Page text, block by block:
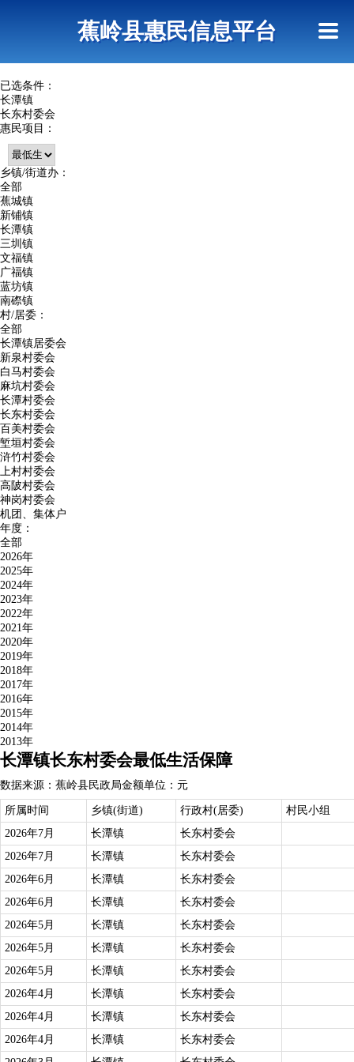
蕉岭县惠民信息平台
已选条件：
长潭镇
长东村委会
惠民项目：
乡镇/街道办：
全部
蕉城镇
新铺镇
长潭镇
三圳镇
文福镇
广福镇
蓝坊镇
南磜镇
村/居委：
全部
长潭镇居委会
新泉村委会
白马村委会
麻坑村委会
长潭村委会
长东村委会
百美村委会
堑垣村委会
浒竹村委会
上村村委会
高陂村委会
神岗村委会
机团、集体户
年度：
全部
2026年
2025年
2024年
2023年
2022年
2021年
2020年
2019年
2018年
2017年
2016年
2015年
2014年
2013年
长潭镇长东村委会最低生活保障
数据来源：蕉岭县民政局金额单位：元
所属时间 乡镇(街道) 行政村(居委)
村民小组
2026年7月
长潭镇
长东村委会
2026年7月
长潭镇
长东村委会
2026年6月
长潭镇
长东村委会
2026年6月
长潭镇
长东村委会
2026年5月
长潭镇
长东村委会
2026年5月
长潭镇
长东村委会
2026年5月
长潭镇
长东村委会
2026年4月
长潭镇
长东村委会
2026年4月
长潭镇
长东村委会
2026年4月
长潭镇
长东村委会